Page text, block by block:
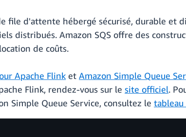
file d'attente hébergé sécurisé, durable et
distribués. Amazon SQS offre des
de coûts.
Apache Flink et Amazon Simple Queue
Flink, rendez-vous sur le site officiel.
Simple Queue Service, consultez le tableau